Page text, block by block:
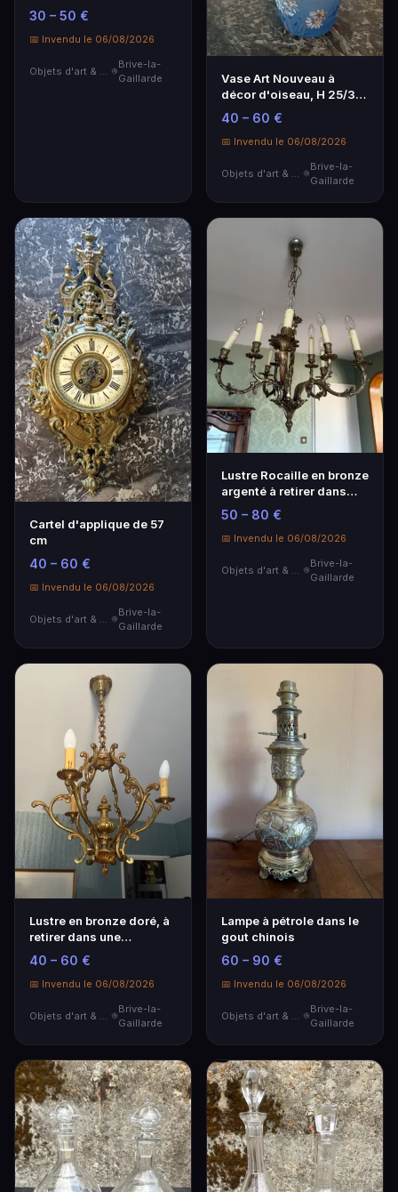
30 – 50 €
📅 Invendu le 06/08/2026
Brive-la-
Gaillarde
Vase Art Nouveau à
décor d'oiseau, H 25/30
à vue
40 – 60 €
📅 Invendu le 06/08/2026
Objets d'art & Curiosités
Brive-la-
Gaillarde
Cartel d'applique de 57
cm
40 – 60 €
📅 Invendu le 06/08/2026
Objets d'art & Curiosités
Brive-la-
Gaillarde
Lustre Rocaille en bronze
argenté à retirer dans
une résiden…
50 – 80 €
📅 Invendu le 06/08/2026
Objets d'art & Curiosités
Brive-la-
Gaillarde
Lustre en bronze doré, à
retirer dans une
résidence à Brive …
40 – 60 €
📅 Invendu le 06/08/2026
Objets d'art & Curiosités
Brive-la-
Gaillarde
Lampe à pétrole dans le
gout chinois
60 – 90 €
📅 Invendu le 06/08/2026
Objets d'art & Curiosités
Brive-la-
Gaillarde